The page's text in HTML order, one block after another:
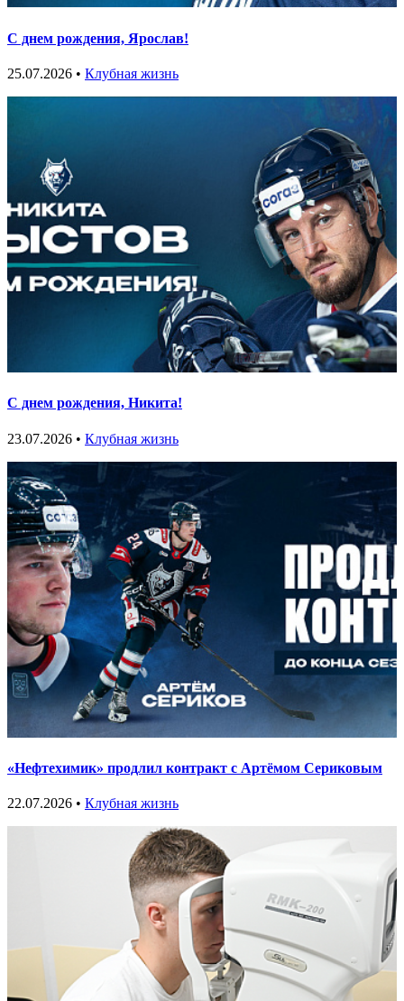
С днем рождения, Ярослав!
25.07.2026 • Клубная жизнь
С днем рождения, Никита!
23.07.2026 • Клубная жизнь
«Нефтехимик» продлил контракт с Артёмом Сериковым
22.07.2026 • Клубная жизнь